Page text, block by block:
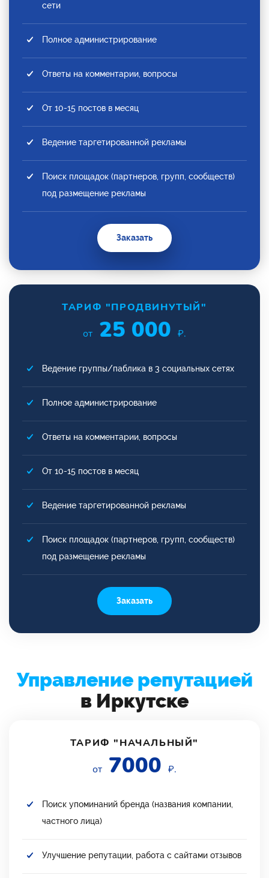
сети
Полное администрирование
Ответы на комментарии, вопросы
От 10-15 постов в месяц
Ведение таргетированной рекламы
Поиск площадок (партнеров, групп, сообществ)
под размещение рекламы
Заказать
ТАРИФ "ПРОДВИНУТЫЙ"
от 25 000 ₽.
Ведение группы/паблика в 3 социальных сетях
Полное администрирование
Ответы на комментарии, вопросы
От 10-15 постов в месяц
Ведение таргетированной рекламы
Поиск площадок (партнеров, групп, сообществ)
под размещение рекламы
Заказать
Управление репутацией
в Иркутске
ТАРИФ "НАЧАЛЬНЫЙ"
от 7000 ₽.
Поиск упоминаний бренда (названия компании,
частного лица)
Улучшение репутации, работа с сайтами отзывов